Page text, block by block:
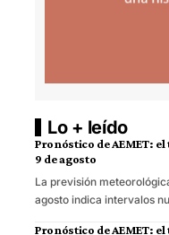
Lo + leído
Pronóstico de AEMET:
9 de agosto
La previsión
agosto indica intervalos
Pronóstico de AEMET: